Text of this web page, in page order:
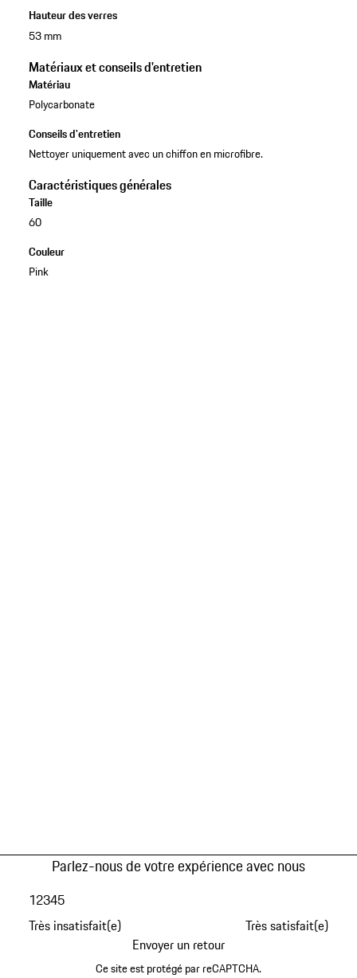
Hauteur des verres
53 mm
Matériaux et conseils d'entretien
Matériau
Polycarbonate
Conseils d'entretien
Nettoyer uniquement avec un chiffon en microfibre.
Caractéristiques générales
Taille
60
Couleur
Pink
Parlez-nous de votre expérience avec nous
Très insatisfait(e)
12345
Très satisfait(e)
Envoyer un retour
Ce site est protégé par reCAPTCHA.